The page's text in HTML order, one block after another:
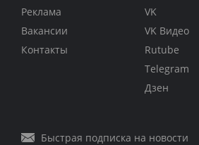
Реклама
Вакансии
Контакты
VK
VK Видео
Rutube
Telegram
Дзен
Быстрая подписка на новости